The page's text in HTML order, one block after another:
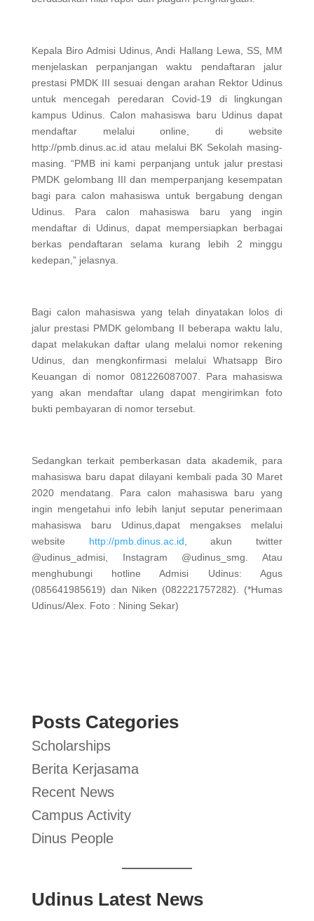
Kepala Biro Admisi Udinus, Andi Hallang Lewa, SS, MM
menjelaskan perpanjangan waktu pendaftaran jalur
prestasi PMDK III sesuai dengan arahan Rektor Udinus
untuk mencegah peredaran Covid-19 di lingkungan
kampus Udinus. Calon mahasiswa baru Udinus dapat
mendaftar melalui online, di website
http://pmb.dinus.ac.id atau melalui BK Sekolah masing-
masing. “PMB ini kami perpanjang untuk jalur prestasi
PMDK gelombang III dan memperpanjang kesempatan
bagi para calon mahasiswa untuk bergabung dengan
Udinus. Para calon mahasiswa baru yang ingin
mendaftar di Udinus, dapat mempersiapkan berbagai
berkas pendaftaran selama kurang lebih 2 minggu
kedepan,” jelasnya.
Bagi calon mahasiswa yang telah dinyatakan lolos di
jalur prestasi PMDK gelombang II beberapa waktu lalu,
dapat melakukan daftar ulang melalui nomor rekening
Udinus, dan mengkonfirmasi melalui Whatsapp Biro
Keuangan di nomor 081226087007. Para mahasiswa
yang akan mendaftar ulang dapat mengirimkan foto
bukti pembayaran di nomor tersebut.
Sedangkan terkait pemberkasan data akademik, para
mahasiswa baru dapat dilayani kembali pada 30 Maret
2020 mendatang. Para calon mahasiswa baru yang
ingin mengetahui info lebih lanjut seputar penerimaan
mahasiswa baru Udinus,dapat mengakses melalui
website http://pmb.dinus.ac.id , akun twitter
@udinus_admisi, Instagram @udinus_smg. Atau
menghubungi hotline Admisi Udinus: Agus
(085641985619) dan Niken (082221757282). (*Humas
Udinus/Alex. Foto : Nining Sekar)
Posts Categories
Scholarships
Berita Kerjasama
Recent News
Campus Activity
Dinus People
Udinus Latest News